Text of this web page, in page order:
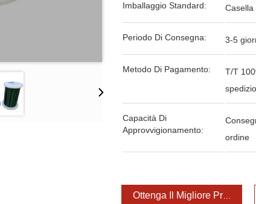
Imballaggio Standard: Casella
Periodo Di Consegna: 3-5
Metodo Di Pagamento:
T/T
Capacità Di
Approvvigionamento:
ordine
Ottenga Il Migliore Prezzo